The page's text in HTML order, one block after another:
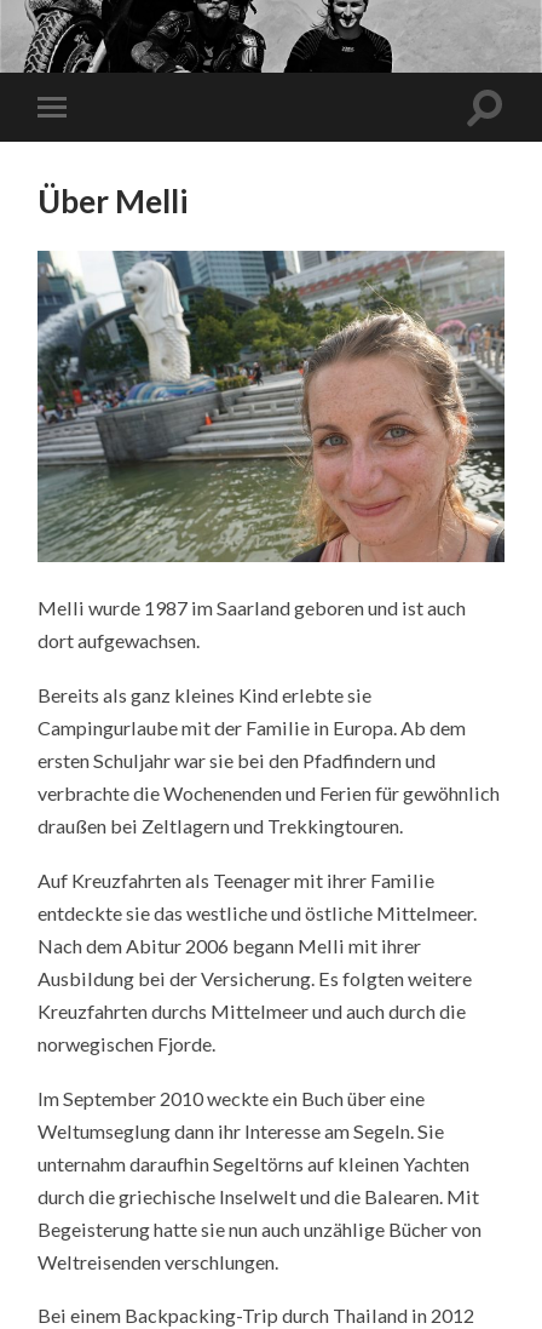
Über Melli
Melli wurde 1987 im Saarland geboren und ist auch
dort aufgewachsen.
Bereits als ganz kleines Kind erlebte sie
Campingurlaube mit der Familie in Europa. Ab dem
ersten Schuljahr war sie bei den Pfadfindern und
verbrachte die Wochenenden und Ferien für gewöhnlich
draußen bei Zeltlagern und Trekkingtouren.
Auf Kreuzfahrten als Teenager mit ihrer Familie
entdeckte sie das westliche und östliche Mittelmeer.
Nach dem Abitur 2006 begann Melli mit ihrer
Ausbildung bei der Versicherung. Es folgten weitere
Kreuzfahrten durchs Mittelmeer und auch durch die
norwegischen Fjorde.
Im September 2010 weckte ein Buch über eine
Weltumseglung dann ihr Interesse am Segeln. Sie
unternahm daraufhin Segeltörns auf kleinen Yachten
durch die griechische Inselwelt und die Balearen. Mit
Begeisterung hatte sie nun auch unzählige Bücher von
Weltreisenden verschlungen.
Bei einem Backpacking-Trip durch Thailand in 2012